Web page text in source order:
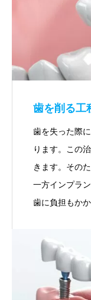
歯を削る工
歯を失った際
ります。この
きます。その
一方インプラ
歯に負担もかか